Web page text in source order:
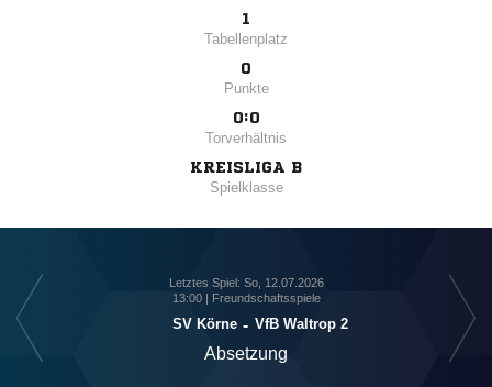
1
Tabellenplatz
0
Punkte
0:0
Torverhältnis
KREISLIGA B
Spielklasse
Letztes Spiel: So, 12.07.2026
13:00 | Freundschaftsspiele
SV Körne - VfB Waltrop 2
Absetzung